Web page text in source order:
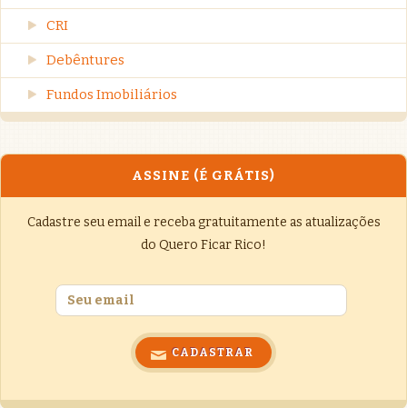
CRI
Debêntures
Fundos Imobiliários
ASSINE (É GRÁTIS)
Cadastre seu email e receba gratuitamente as atualizações
do Quero Ficar Rico!